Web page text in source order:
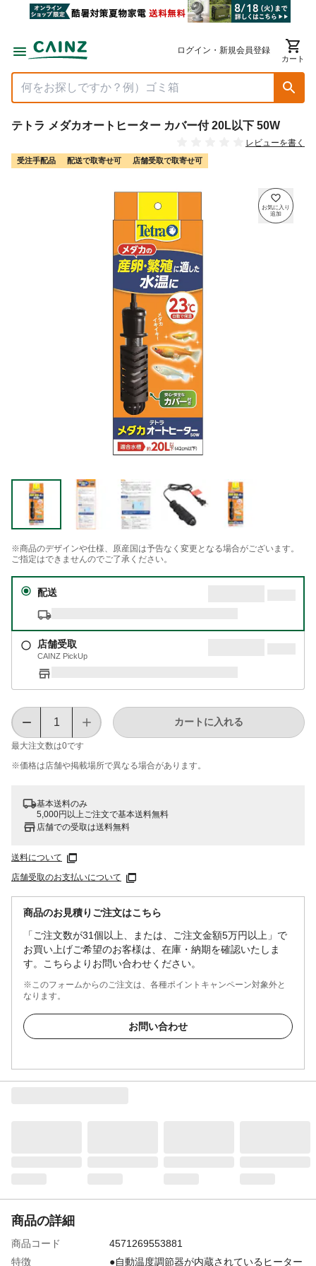
ログイン・新規会員登録
カート
テトラ メダカオートヒーター カバー付 20L以下 50W
レビューを書く
受注手配品 配送で取寄せ可 店舗受取で取寄せ可
※商品のデザインや仕様、原産国は予告なく変更となる場合がございます。
ご指定はできませんのでご了承ください。
配送
店舗受取
CAINZ PickUp
最大注文数は0です
カートに入れる
※価格は​店舗や​掲載場所で​異なる​場合が​あります。
基本送料のみ
5,000円以上ご注文で基本送料無料
店舗での受取は送料無料
送料について
店舗受取のお支払いについて
商品のお見積りご注文はこちら
「ご注文数が31個以上、または、ご注文金額5万円以上」で
お買い上げご希望のお客様は、在庫・納期を確認いたしま
す。こちらよりお問い合わせください。
※このフォームからのご注文は、各種ポイントキャンペーン対象外と
なります。
お問い合わせ
商品の詳細
商品コード
4571269553881
特徴
●自動温度調節器が内蔵されているヒーター